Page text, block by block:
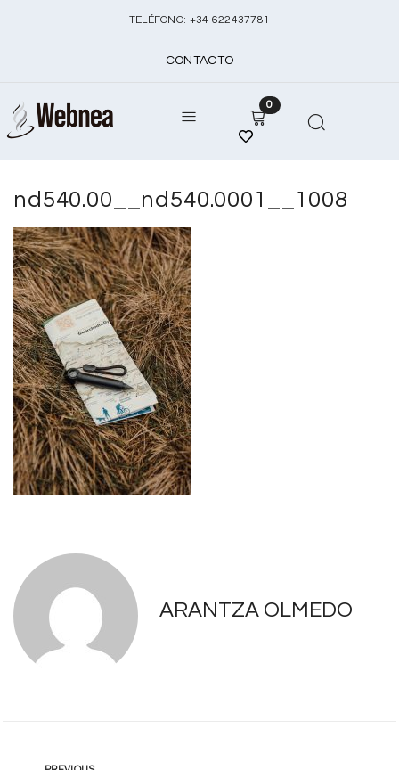
TELÉFONO: +34 622437781
CONTACTO
0
nd540.00__nd540.0001__1008
ARANTZA OLMEDO